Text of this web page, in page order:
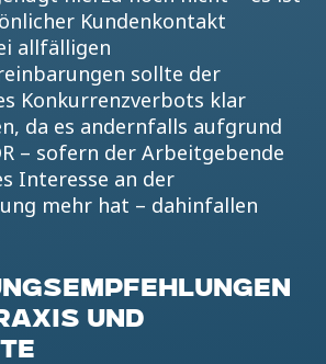
Kundenkontakt
allfälligen
sollte der
Konkurrenzverbots klar
da es andernfalls aufgrund
– sofern der Arbeitgebende
Interesse an der
mehr hat – dahinfallen
UND